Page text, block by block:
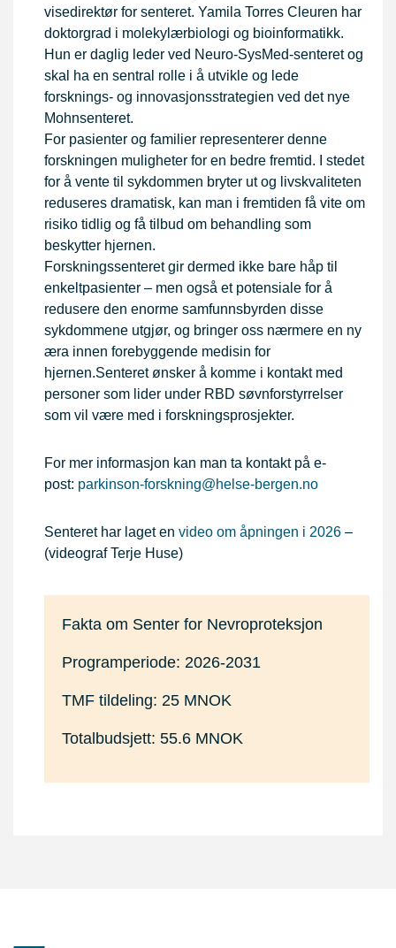
visedirektør for senteret. Yamila Torres Cleuren har
doktorgrad i molekylærbiologi og bioinformatikk.
Hun er daglig leder ved Neuro-SysMed-senteret og
skal ha en sentral rolle i å utvikle og lede
forsknings- og innovasjonsstrategien ved det nye
Mohnsenteret.
For pasienter og familier representerer denne
forskningen muligheter for en bedre fremtid. I stedet
for å vente til sykdommen bryter ut og livskvaliteten
reduseres dramatisk, kan man i fremtiden få vite om
risiko tidlig og få tilbud om behandling som
beskytter hjernen.
Forskningssenteret gir dermed ikke bare håp til
enkeltpasienter – men også et potensiale for å
redusere den enorme samfunnsbyrden disse
sykdommene utgjør, og bringer oss nærmere en ny
æra innen forebyggende medisin for
hjernen.Senteret ønsker å komme i kontakt med
personer som lider under RBD søvnforstyrrelser
som vil være med i forskningsprosjekter.
For mer informasjon kan man ta kontakt på e-
post: parkinson-forskning@helse-bergen.no
Senteret har laget en video om åpningen i 2026 –
(videograf Terje Huse)
Fakta om Senter for Nevroproteksjon
Programperiode: 2026-2031
TMF tildeling: 25 MNOK
Totalbudsjett: 55.6 MNOK